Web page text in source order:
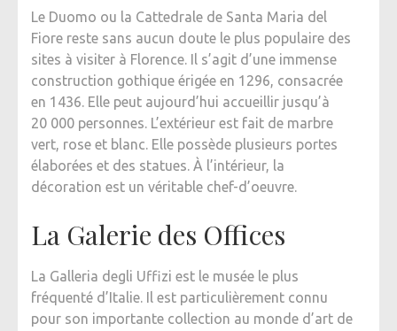
Le Duomo ou la Cattedrale de Santa Maria del
Fiore reste sans aucun doute le plus populaire des
sites à visiter à Florence. Il s’agit d’une immense
construction gothique érigée en 1296, consacrée
en 1436. Elle peut aujourd’hui accueillir jusqu’à
20 000 personnes. L’extérieur est fait de marbre
vert, rose et blanc. Elle possède plusieurs portes
élaborées et des statues. À l’intérieur, la
décoration est un véritable chef-d’oeuvre.
La Galerie des Offices
La Galleria degli Uffizi est le musée le plus
fréquenté d’Italie. Il est particulièrement connu
pour son importante collection au monde d’art de